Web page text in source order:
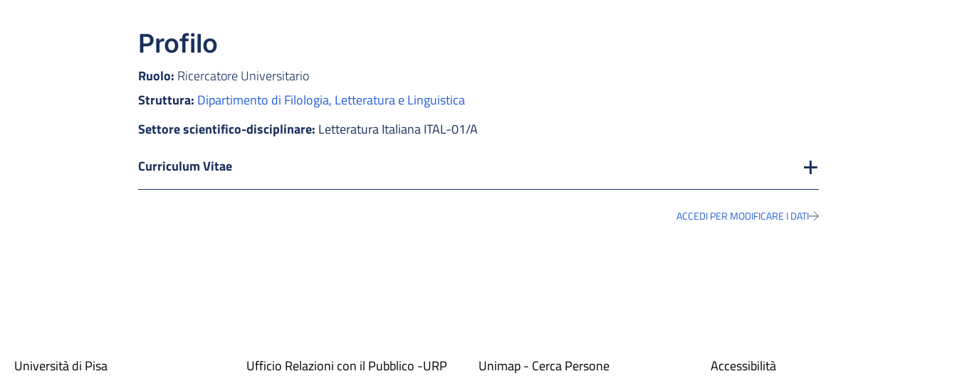
Profilo
Ruolo: Ricercatore Universitario
Struttura: Dipartimento di Filologia, Letteratura e Linguistica
Settore scientifico-disciplinare: Letteratura Italiana ITAL-01/A
Curriculum Vitae
ACCEDI PER MODIFICARE I DATI
Università di Pisa
Ufficio Relazioni con il Pubblico -URP Unimap - Cerca Persone Accessibilità